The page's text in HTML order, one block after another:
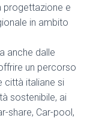
progettazione e
in ambito
anche dalle
un percorso
città italiane si
sostenibile, ai
share, Car-pool,